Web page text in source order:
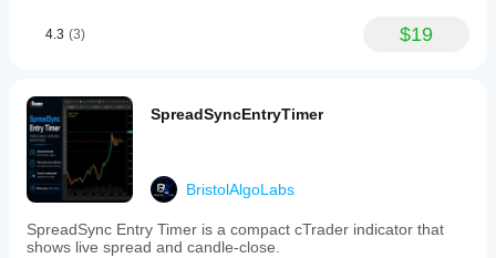
4.3 (3) $19
SpreadSyncEntryTimer
BristolAlgoLabs
SpreadSync Entry Timer is a compact cTrader indicator that
shows live spread and candle-close.